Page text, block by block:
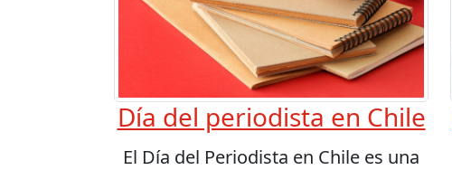
Día del periodista en Chile
El Día del Periodista en Chile es una